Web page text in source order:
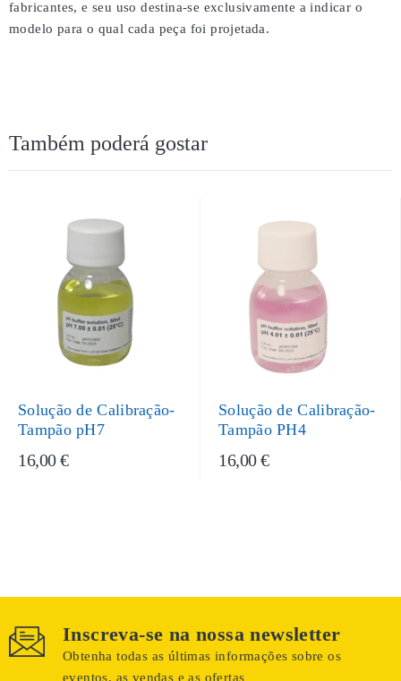
fabricantes, e seu uso destina-se exclusivamente a indicar o
modelo para o qual cada peça foi projetada.
Também poderá gostar
Solução de Calibração-
Tampão pH7
16,00 €
Solução de Calibração-
Tampão PH4
16,00 €
Inscreva-se na nossa newsletter
Obtenha todas as últimas informações sobre os
eventos, as vendas e as ofertas